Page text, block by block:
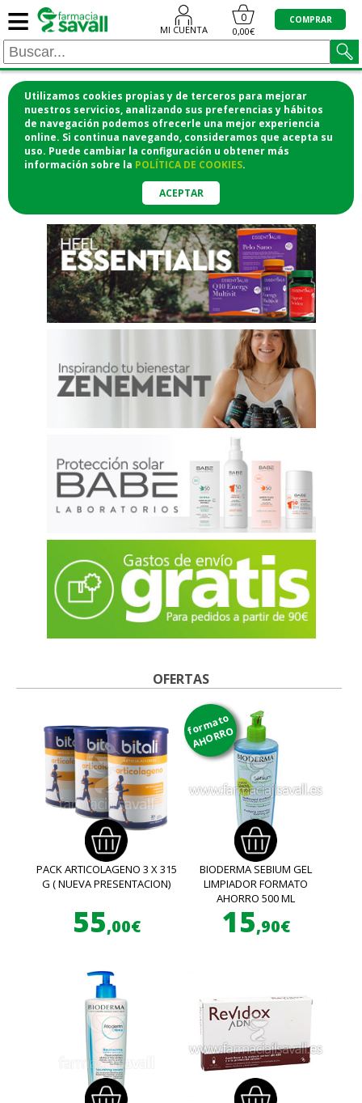
Utilizamos cookies propias y de terceros para mejorar
nuestros servicios, analizando sus preferencias y hábitos
de navegación podemos ofrecerle una mejor experiencia
online. Si continua navegando, consideramos que acepta su
uso. Puede cambiar la configuración u obtener más
información sobre la POLÍTICA DE COOKIES.
ACEPTAR
≡ MI CUENTA
0
0,00€
COMPRAR
¡COMPRA CÓMODAMENTE
DESDE CASA Y RECOGE EN LA
FARMACIA!o si lo prefieres te lo mandamos
a casa
OFERTAS
PACK ARTICOLAGENO 3 X 315
G ( NUEVA PRESENTACION)
55,00€
formato
AHORRO
BIODERMA SEBIUM GEL
LIMPIADOR FORMATO
AHORRO 500 ML
15,90€